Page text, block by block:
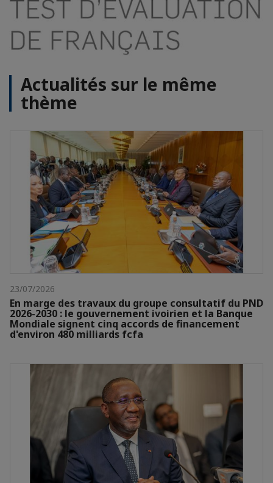
Actualités sur le même
thème
23/07/2026
En marge des travaux du groupe consultatif du PND
2026-2030 : le gouvernement ivoirien et la Banque
Mondiale signent cinq accords de financement
d'environ 480 milliards fcfa